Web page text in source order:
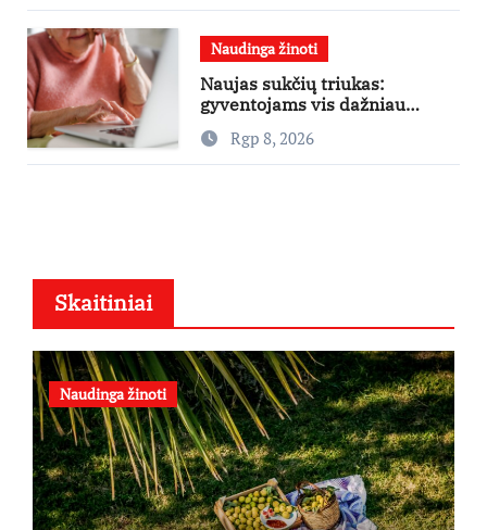
Naudinga žinoti
Naujas sukčių triukas:
gyventojams vis dažniau
skambina per „Viber“
Rgp 8, 2026
Skaitiniai
Naudinga žinoti